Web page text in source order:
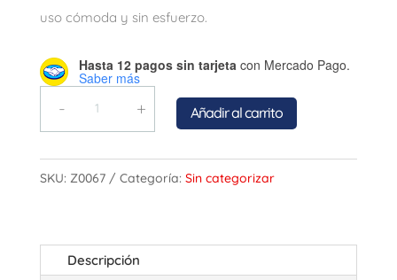
uso cómoda y sin esfuerzo.
Hasta 12 pagos sin tarjeta con Mercado Pago.
Saber más
Añadir al carrito
SKU: Z0067 Categoría: Sin categorizar
Descripción